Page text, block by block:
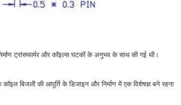
ट्रांसफार्मर और कॉइल्स घटकों के अनुभव के साथ की गई थी।
कॉइल बिजली की आपूर्ति के डिजाइन और निर्माण में एक विशेषज्ञ बने रहना